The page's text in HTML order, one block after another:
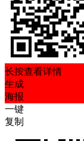
长按查看详情
生成
海报
一键
复制